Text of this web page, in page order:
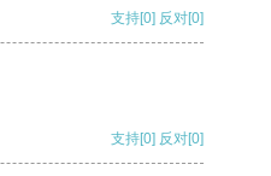
支持[0] 反对[0]
支持[0] 反对[0]